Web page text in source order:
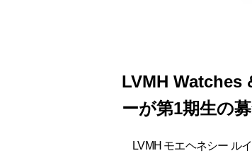
LVMH Watches
ーが第1期生の
LVMH モエヘネシー ル